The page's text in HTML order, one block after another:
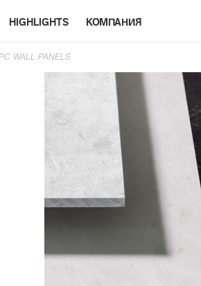
HIGHLIGHTS КОМПАНИЯ
WALL PANELS